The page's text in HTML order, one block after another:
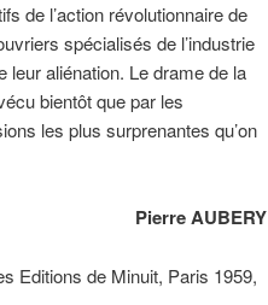
de l’action révolutionnaire de
spécialisés de l’industrie
leur aliénation. Le drame de la
bientôt que par les
les plus surprenantes qu’on
Pierre AUBERY
Editions de Minuit, Paris 1959,